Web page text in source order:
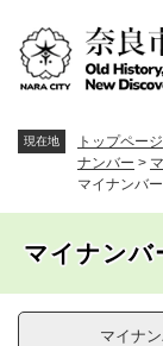
。
現在地 トップページ
ナンバー >
マイナンバ
マイナンバ
マイナ